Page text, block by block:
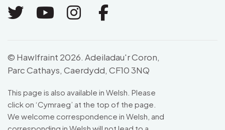
Link to Twitter
Link to Youtube
Link to Instagram
Link to
© Hawlfraint 2026. Adeiladau'r Coron,
Parc Cathays, Caerdydd, CF10 3NQ
This page is also available in Welsh. Please
click on ‘Cymraeg’ at the top of the page.
We welcome correspondence in Welsh, and
corresponding in Welsh will not lead to a